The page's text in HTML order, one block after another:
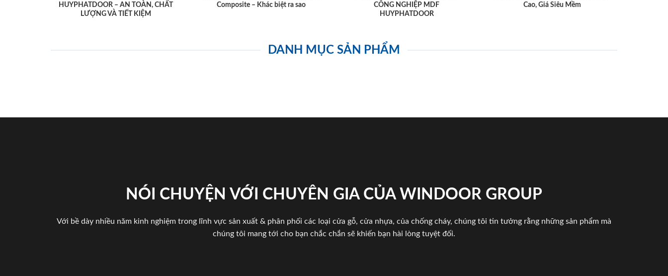
HUYPHATDOOR – AN TOÀN, CHẤT
LƯỢNG VÀ TIẾT KIỆM
Composite – Khác biệt ra sao
CÔNG NGHIỆP MDF
HUYPHATDOOR
Cao, Giá Siêu Mềm
DANH MỤC SẢN PHẨM
NÓI CHUYỆN VỚI CHUYÊN GIA CỦA WINDOOR GROUP
Với bề dày nhiều năm kinh nghiệm trong lĩnh vực sản xuất & phân phối các loại cửa gỗ, cửa nhựa, của chống cháy, chúng tôi tin tưởng rằng những sản phẩm mà
chúng tôi mang tới cho bạn chắc chắn sẽ khiến bạn hài lòng tuyệt đối.